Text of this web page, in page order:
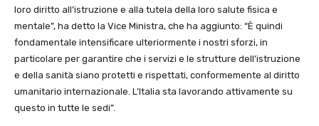
loro diritto all’istruzione e alla tutela della loro salute fisica e
mentale”, ha detto la Vice Ministra, che ha aggiunto: “È quindi
fondamentale intensificare ulteriormente i nostri sforzi, in
particolare per garantire che i servizi e le strutture dell’istruzione
e della sanità siano protetti e rispettati, conformemente al diritto
umanitario internazionale. L’Italia sta lavorando attivamente su
questo in tutte le sedi”.